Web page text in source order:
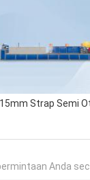
15mm Strap Semi
Anda